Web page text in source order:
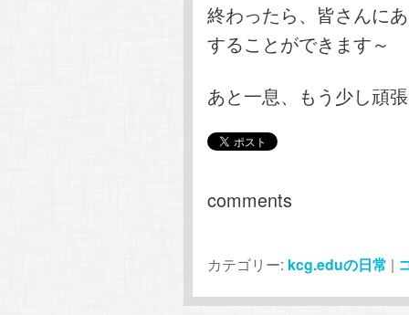
終わったら、皆さんに
することができます～
あと一息、もう少し頑
comments
カテゴリー: kcg.eduの日常 |